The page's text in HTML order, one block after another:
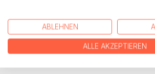
macht bald jedoch alle weiteren Schritte
Inzwischen bekommt Weis
Seite. Es scheinen noch mehr Leute am
ABLEHNEN
ALLE AKZEPTIEREN